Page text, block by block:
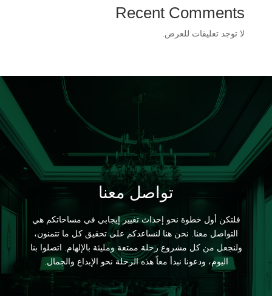
Recent Comments
لا توجد تعليقات للعرض.
تواصل معنا
فلتكن أول خطوة نحو إحداث تغيير إيجابي في مساحاتكم هي
التواصل معنا. نحن هنا لنساعدكم على تحقيق كل ما تتمنون،
ولنجعل من كل مشروع رحلة ممتعة ومليئة بالإلهام. اتصلوا بنا
اليوم، ودعونا نبدأ معاً هذه الرحلة نحو الإبداع والجمال.